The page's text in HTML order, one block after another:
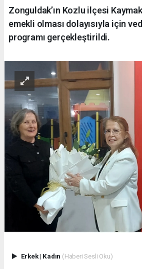
Zonguldak’ın Kozlu ilçesi
emekli olması dolayısıyla için
programı gerçekleştirildi.
Erkek| Kadın (Haberi Sesli Oku)